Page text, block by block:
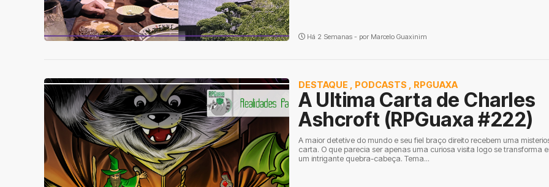
Há 2 Semanas - por Marcelo Guaxinim
DESTAQUE PODCASTS RPGUAXA
A Ultima Carta de Charles
Ashcroft (RPGuaxa #222)
A maior detetive do mundo e seu fiel braço direito recebem uma
carta. O que parecia ser apenas uma curiosa visita logo se transforma
um intrigante quebra-cabeça. Tema...